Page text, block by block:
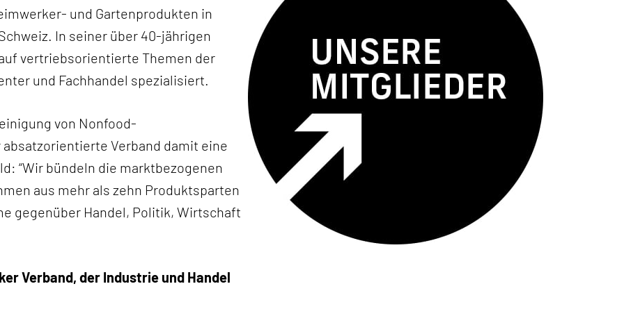
und Gartenprodukten in
In seiner über 40-jährigen
vertriebsorientierte Themen der
und Fachhandel spezialisiert.
von Nonfood-
Verband damit eine
“Wir bündeln die marktbezogenen
aus mehr als zehn Produktsparten
gegenüber Handel, Politik, Wirtschaft
Verband, der Industrie und Handel